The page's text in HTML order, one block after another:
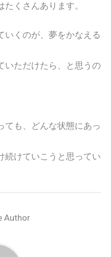
くさんあります。
くのが、夢をかなえる
ただけたら、と思うの
ても、どんな状態にあっ
続けていこうと思ってい
Author